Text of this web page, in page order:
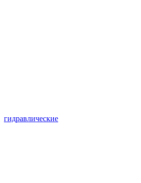
гидравлические